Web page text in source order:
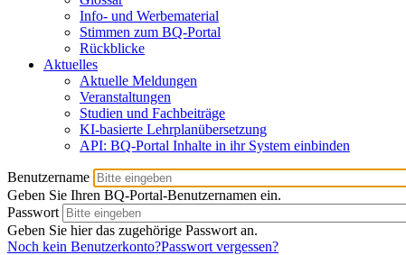
Info- und Werbematerial
Stimmen zum BQ-Portal
Rückblicke
Aktuelles
Aktuelle Meldungen
Veranstaltungen
Studien und Fachbeiträge
KI-basierte Lehrplanübersetzung
API: BQ-Portal Inhalte in ihr System einbinden
Benutzername
Geben Sie Ihren BQ-Portal-Benutzernamen ein.
Passwort
Geben Sie hier das zugehörige Passwort an.
Noch kein Benutzerkonto?Passwort vergessen?